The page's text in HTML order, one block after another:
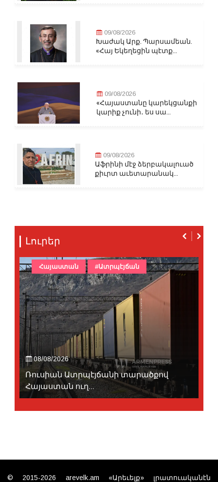
09/08/2026
Խաժակ Արք. Պարսամեան.
«Հայ Եկեղեցին պէտք...
09/08/2026
«Հայաստանը կարեկցանքի
կարիք չունի․ ես սա...
09/08/2026
Աֆրինի մէջ ձերբակալուած
քիւրտ աւետարանակ...
Լուրեր
08/08/2026
Ռուսիան Ատրպէյճանի տարածքով
Հայաստան ուղ...
Հայաստան #Ատրպէյճան
© 2015-2026 arevelk.am «Արեւելք» լրատուականէն